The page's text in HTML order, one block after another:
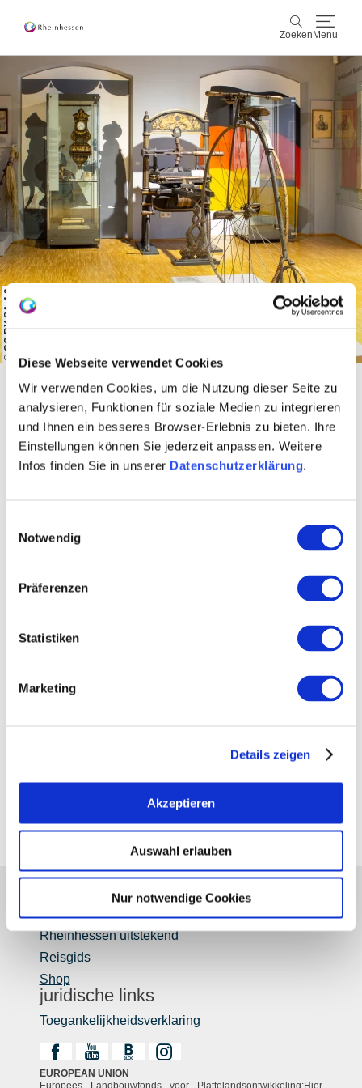
Diese Webseite verwendet Cookies
Wir verwenden Cookies, um die Nutzung dieser Seite zu
analysieren, Funktionen für soziale Medien zu integrieren
und Ihnen ein besseres Browser-Erlebnis zu bieten. Ihre
Einstellungen können Sie jederzeit anpassen. Weitere
Infos finden Sie in unserer Datenschutzerklärung.
Notwendig
Präferenzen
Statistiken
Marketing
Details zeigen
Akzeptieren
Auswahl erlauben
Nur notwendige Cookies
Zoeken Menu
Zoeken
wijn & gastronomie
actief & natuur
Cultuur & Steden
Events
reservering & service
© CC BY SA 4.0
Startseite Cultuur & Steden Bezienswaardigheden
Musea
Geschiedenis- en heemkundemusea
Geschiedenis- en
Of het nu gaat om belangrijke internationale figuren
zoals Johannes Gutenberg of boeiende verhalen over
de kleinere steden en dorpen in Rheinhessen - in de
geschiedenis- en heemkundemusea van Rheinhessen is
Laat je ook inspireren en plan je volgende uitstapje naar
Heimatmusea in Rijn-Hessen
Over ons
Rheinhessen uitstekend
Reisgids
Shop
juridische links
Toegankelijkheidsverklaring
EUROPEAN UNION
Europees Landbouwfonds voor Plattelandsontwikkeling:Hier